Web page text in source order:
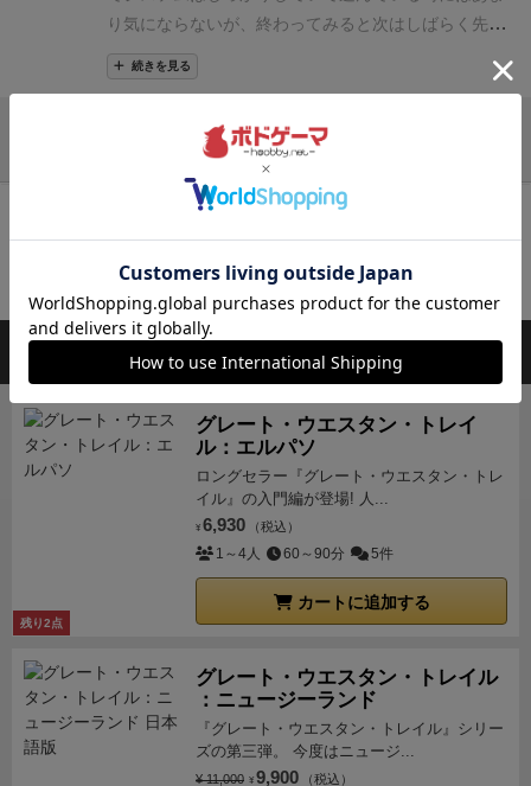
与しない。 エンジニアの役割が鉄道トラックを進める
ックの役割そのものが変わっている。
鉄道トラックを
点にワープさせることができるという、つまりはショ
ートカットが可能になるという役割に変更されている
エンジニア戦略を取るということは回転数重視
うにコストパフォーマンスが飛躍的に向上している点
にも注目したい。 その他にも新要素である港町ボード
の存在がかなり大きい。これまでは出荷で勝利点を多
く稼ぐには価値の高い牛を買うかもしくは特殊な建物
効果により多くの証明書を稼ぐ必要があったが、本作
では特定の船に乗せられた牛は幾つかのタイミングで
港町ボードに移動し、そこから更に麦を消費すること
で勝利点をはじめとする各種ボーナスを得ることがで
きるようになっている。 このため比較的価値の低い牛
を出荷したとしても大きな勝利点につなぐことが可能
となっている。牛を得点化する方法にも新たな選択肢
が生まれ、これがゲーム展開を豊かにしている。
前作が好きならこのゲームも気にいるだろう。良い部
分はそのまま残されている印象を受けた。ただ、リソ
ース(金や麦)の管理は前作より難易度が高いし、個人
建物の効果もA面ですら前作に比べるとトリッキーに
「農夫」が加わります。 農夫はGWTの災害タイルが労
働者となったもので、取り除いた時にお金を払うと雇
用でき、農夫を増やすと上記新リソースの「小麦」が
入手しやすくなります。農夫特化はGWTAの主力戦略
の１つです。農夫特化は配送で安定して勝利点やお金
が稼げますし、雇用コストが安くお金に余裕ができる
ので、状況に応じて他の戦略を併用することができま
す。小麦が重要すぎるため他の戦略でも農夫雇用を検
討する場合が多く、ゲームに非常に大きな影響を与え
ています。【鉄道の役割】GWTでは出荷時の費用を抑
える効果があった鉄道。GWTAでは、ゴールを近づけ
るというものすごい効果に変わりました。
転速度が大切なのはGWTもGWTAも同じ。少しでも早
く、たくさん出荷できた人が有利になるため、ルート
短縮は効果大です。ゴールまでの道のりはGWTよりも
長くなっている(しかも基本建物は弱体化している)の
で、短縮しないとかなり弱いアクションを踏む回数が
増えてグダることになります。
とゴール周辺に農夫という名の災害タイルがどんどん
配置されるため、それを躱すためにもゴールを手前に
動かすのはめちゃくちゃ重要となります。GWTでは技
が、GWTAでは鉄道を無視するリスクが大きいです。
技師を雇わなくてもシングルアクション等を活用して
ある程度鉄道を進め、お互いの鉄道駒を頻繁に飛び越
し合うようになります。以上の事を簡単にまとめる
ニクスの別ゲームに「ファーストラット」が有ります
が、そちらの内容を３倍にしたらコレになったって感
じですね。複雑さも面白さも所要時間も。
なお、牛を
クションに専用リソース(麦)が必要で、それがプレイ
の障壁(２枚の壁)になりがちで、やや気持ち良さを削
いでいるように感じました。(自分が麦を軽視したプレ
良いプレイ体験になるのかも？あちらもプレイせね
ば。
⚫︎良い点
やりたい事がしやすい。ほぼ邪魔されな
いのでプレイしていてストレスが少ない。ダウンタイ
ムもそれなりに長めですが、相手のプレイを観察して
も良いし、自分の次の戦術を練っても良い楽しい時
間。
特化戦略が成り立つ。自由度が高い。
ちくちく積
⚫︎気になる点
素はやや過剰に感じました。インタラクションが希薄
過ぎるかも？関わり方は、ほぼ早取りくらいです。
特に無し。
ゲー特有のルールの多さ（このデザイナーのゲームは
ルールが多い）が目立つ。
まぁ、すごろく形式で、や
りたいことやらせてくれて、想像以上にゲーム終了フ
ラグが早いから、もう１度やりたくなる（というか、
不完全燃焼感がある）設計は相変わらず、今作は本家
よりも改良＆追加されたバージョンになる。
他の大好きな方ががっつり書いてくれてるので、割愛
するが、前作ではただでかい数字の牛しか集めないゲ
ームの印象だったが、今作では農夫を助けるといシス
テムが追加され、そのために数字は低いが、農夫を助
けやすい牛というバランスになっていた点は好印象。
あとは、最後までいかないといけなかったのが鉄道を
進めることによって、近道することができるようにな
るというのは、忘れてた自分でも思い出したくらいよ
かった。 とはいえ、やっていることはグレートウエス
タントレイルなので、本家にあんまりハマらなかった
自分としては、今作も似たような感じで、まぁそれな
身動きのとれやすさかな？とまぁ、あんまりプフィス
ターとは折が合わないので、このくらいの評価だが、
うか、その人は絶対プレイすると思う）作品。
逆に本
家に特に思い入れない人は無理して遊ばなくてもいい
作品だし、本家遊んだことないなら、とりあえず本家
から遊んだ方が良い作品。本家にドハマリしたら、こ
り気にならないが、終わってみると次はしばらく先で
いいかなと思ってしまった
ポイントが見つからず、セールスポイントを見出せな
定に加えていない
続きを見る
他のレビューを読み込む
再入荷までお待ち下さい
「グレート・ウエスタン・トレイル：アルゼンチン」の関連商
品
残り2点
グレート・ウエスタン・トレイ
ル：エルパソ
ロングセラー『グレート・ウエスタン・トレ
イル』の入門編が登場! 人...
¥ 6,930 （税込）
1～4人 60～90分 5件
カートに追加する
グレート・ウエスタン・トレイル
：ニュージーランド
『グレート・ウエスタン・トレイル』シリー
ズの第三弾。 今度はニュージ...
¥ 11,000 ¥ 9,900 （税込）